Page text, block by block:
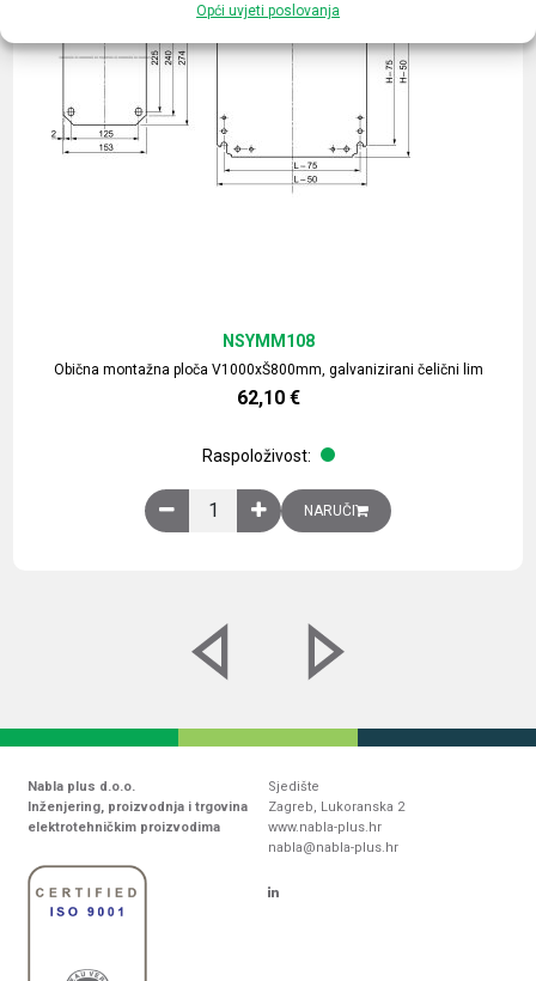
Opći uvjeti poslovanja
Obična montažna ploča V1000xŠ800mm, galvanizirani čelični lim
NSYMM108
62,10 €
Raspoloživost:
Obična montažna ploča V1000xŠ800mm,
NARUČI
Nabla plus d.o.o.
Inženjering, proizvodnja i trgovina
elektrotehničkim proizvodima
Sjedište
Zagreb, Lukoranska 2
www.nabla-plus.hr
nabla@nabla-plus.hr